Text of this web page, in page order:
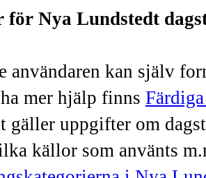
för Nya Lundstedt
användaren kan själv
mer hjälp finns
gäller uppgifter om
källor som använts